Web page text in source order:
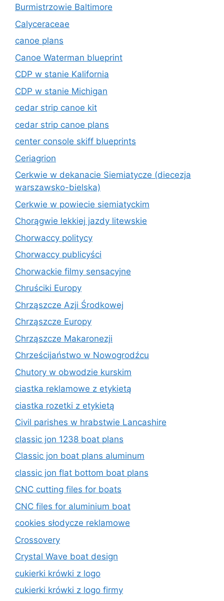
Burmistrzowie Baltimore
Calyceraceae
canoe plans
Canoe Waterman blueprint
CDP w stanie Kalifornia
CDP w stanie Michigan
cedar strip canoe kit
cedar strip canoe plans
center console skiff blueprints
Ceriagrion
Cerkwie w dekanacie Siemiatycze (diecezja
warszawsko-bielska)
Cerkwie w powiecie siemiatyckim
Chorągwie lekkiej jazdy litewskie
Chorwaccy politycy
Chorwaccy publicyści
Chorwackie filmy sensacyjne
Chruściki Europy
Chrząszcze Azji Środkowej
Chrząszcze Europy
Chrząszcze Makaronezji
Chrześcijaństwo w Nowogrodźcu
Chutory w obwodzie kurskim
ciastka reklamowe z etykietą
ciastka rozetki z etykietą
Civil parishes w hrabstwie Lancashire
classic jon 1238 boat plans
Classic jon boat plans aluminum
classic jon flat bottom boat plans
CNC cutting files for boats
CNC files for aluminium boat
cookies słodycze reklamowe
Crossovery
Crystal Wave boat design
cukierki krówki z logo
cukierki krówki z logo firmy